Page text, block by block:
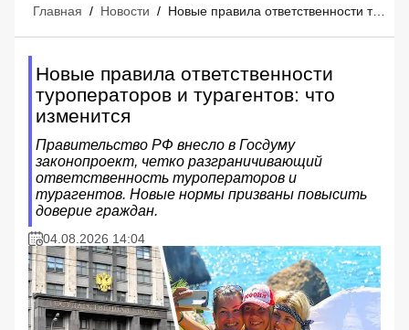
Главная / Новости / Новые правила ответственности туроператоров и турагентов: что изменится
Новые правила ответственности
туроператоров и турагентов: что
изменится
Правительство РФ внесло в Госдуму
законопроект, четко разграничивающий
ответственность туроператоров и
турагентов. Новые нормы призваны повысить
доверие граждан.
04.08.2026 14:04